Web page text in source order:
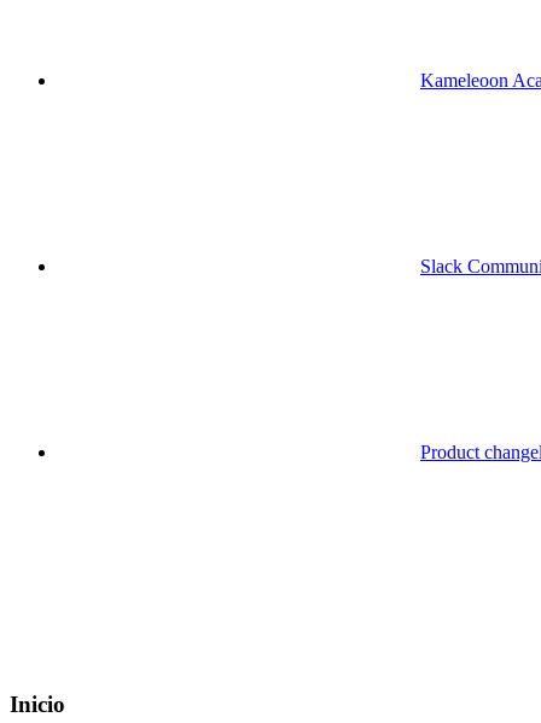
Kameleoon
Slack
Product
Inicio